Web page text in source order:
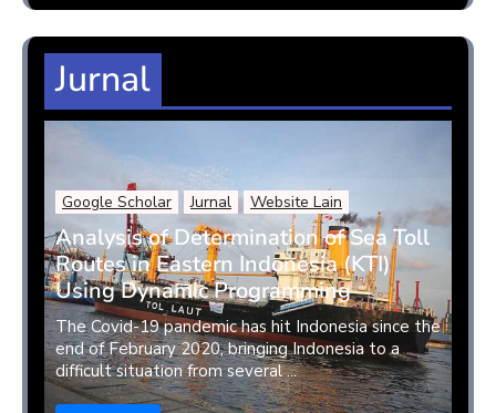
Jurnal
Google Scholar Jurnal Website Lain
Analysis of Determination of Sea Toll
Routes in Eastern Indonesia (KTI)
Using Dynamic Programming
The Covid-19 pandemic has hit Indonesia since the
end of February 2020, bringing Indonesia to a
difficult situation from several ...